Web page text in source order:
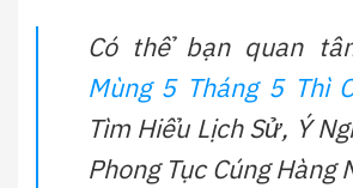
Có thể bạn quan
Mùng 5 Tháng 5 Thì
Tìm Hiểu Lịch Sử, Ý
Phong Tục Cúng Hàng